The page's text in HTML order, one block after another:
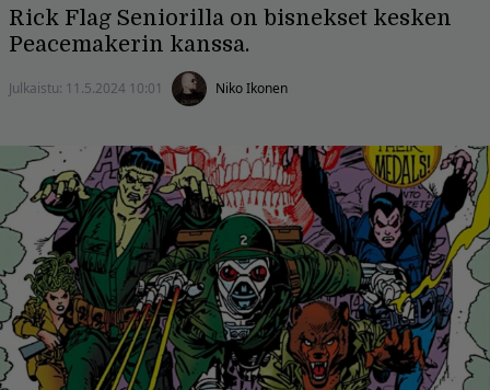
Rick Flag Seniorilla on bisnekset kesken
Peacemakerin kanssa.
Julkaistu: 11.5.2024 10:01 Niko Ikonen